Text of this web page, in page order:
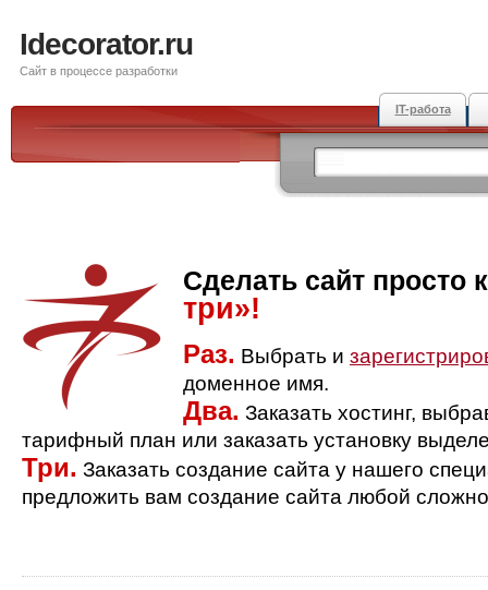
Idecorator.ru
Сайт в процессе разработки
IT-работа
Сделать сайт просто
три»!
Раз. Выбрать и
доменное имя.
Два. Заказать хостинг,
тарифный план или заказать установку
Три. Заказать создание сайта у нашего
предложить вам создание сайта любой